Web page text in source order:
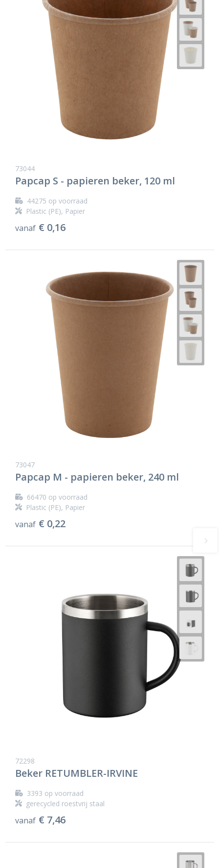
73044
Papcap S - papieren beker, 120 ml
44275 op voorraad
Plastic (PE), Papier
vanaf € 0,16
73047
Papcap M - papieren beker, 240 ml
66470 op voorraad
Plastic (PE), Papier
vanaf € 0,22
72298
Beker RETUMBLER-IRVINE
3393 op voorraad
gerecycled roestvrij staal
vanaf € 7,46